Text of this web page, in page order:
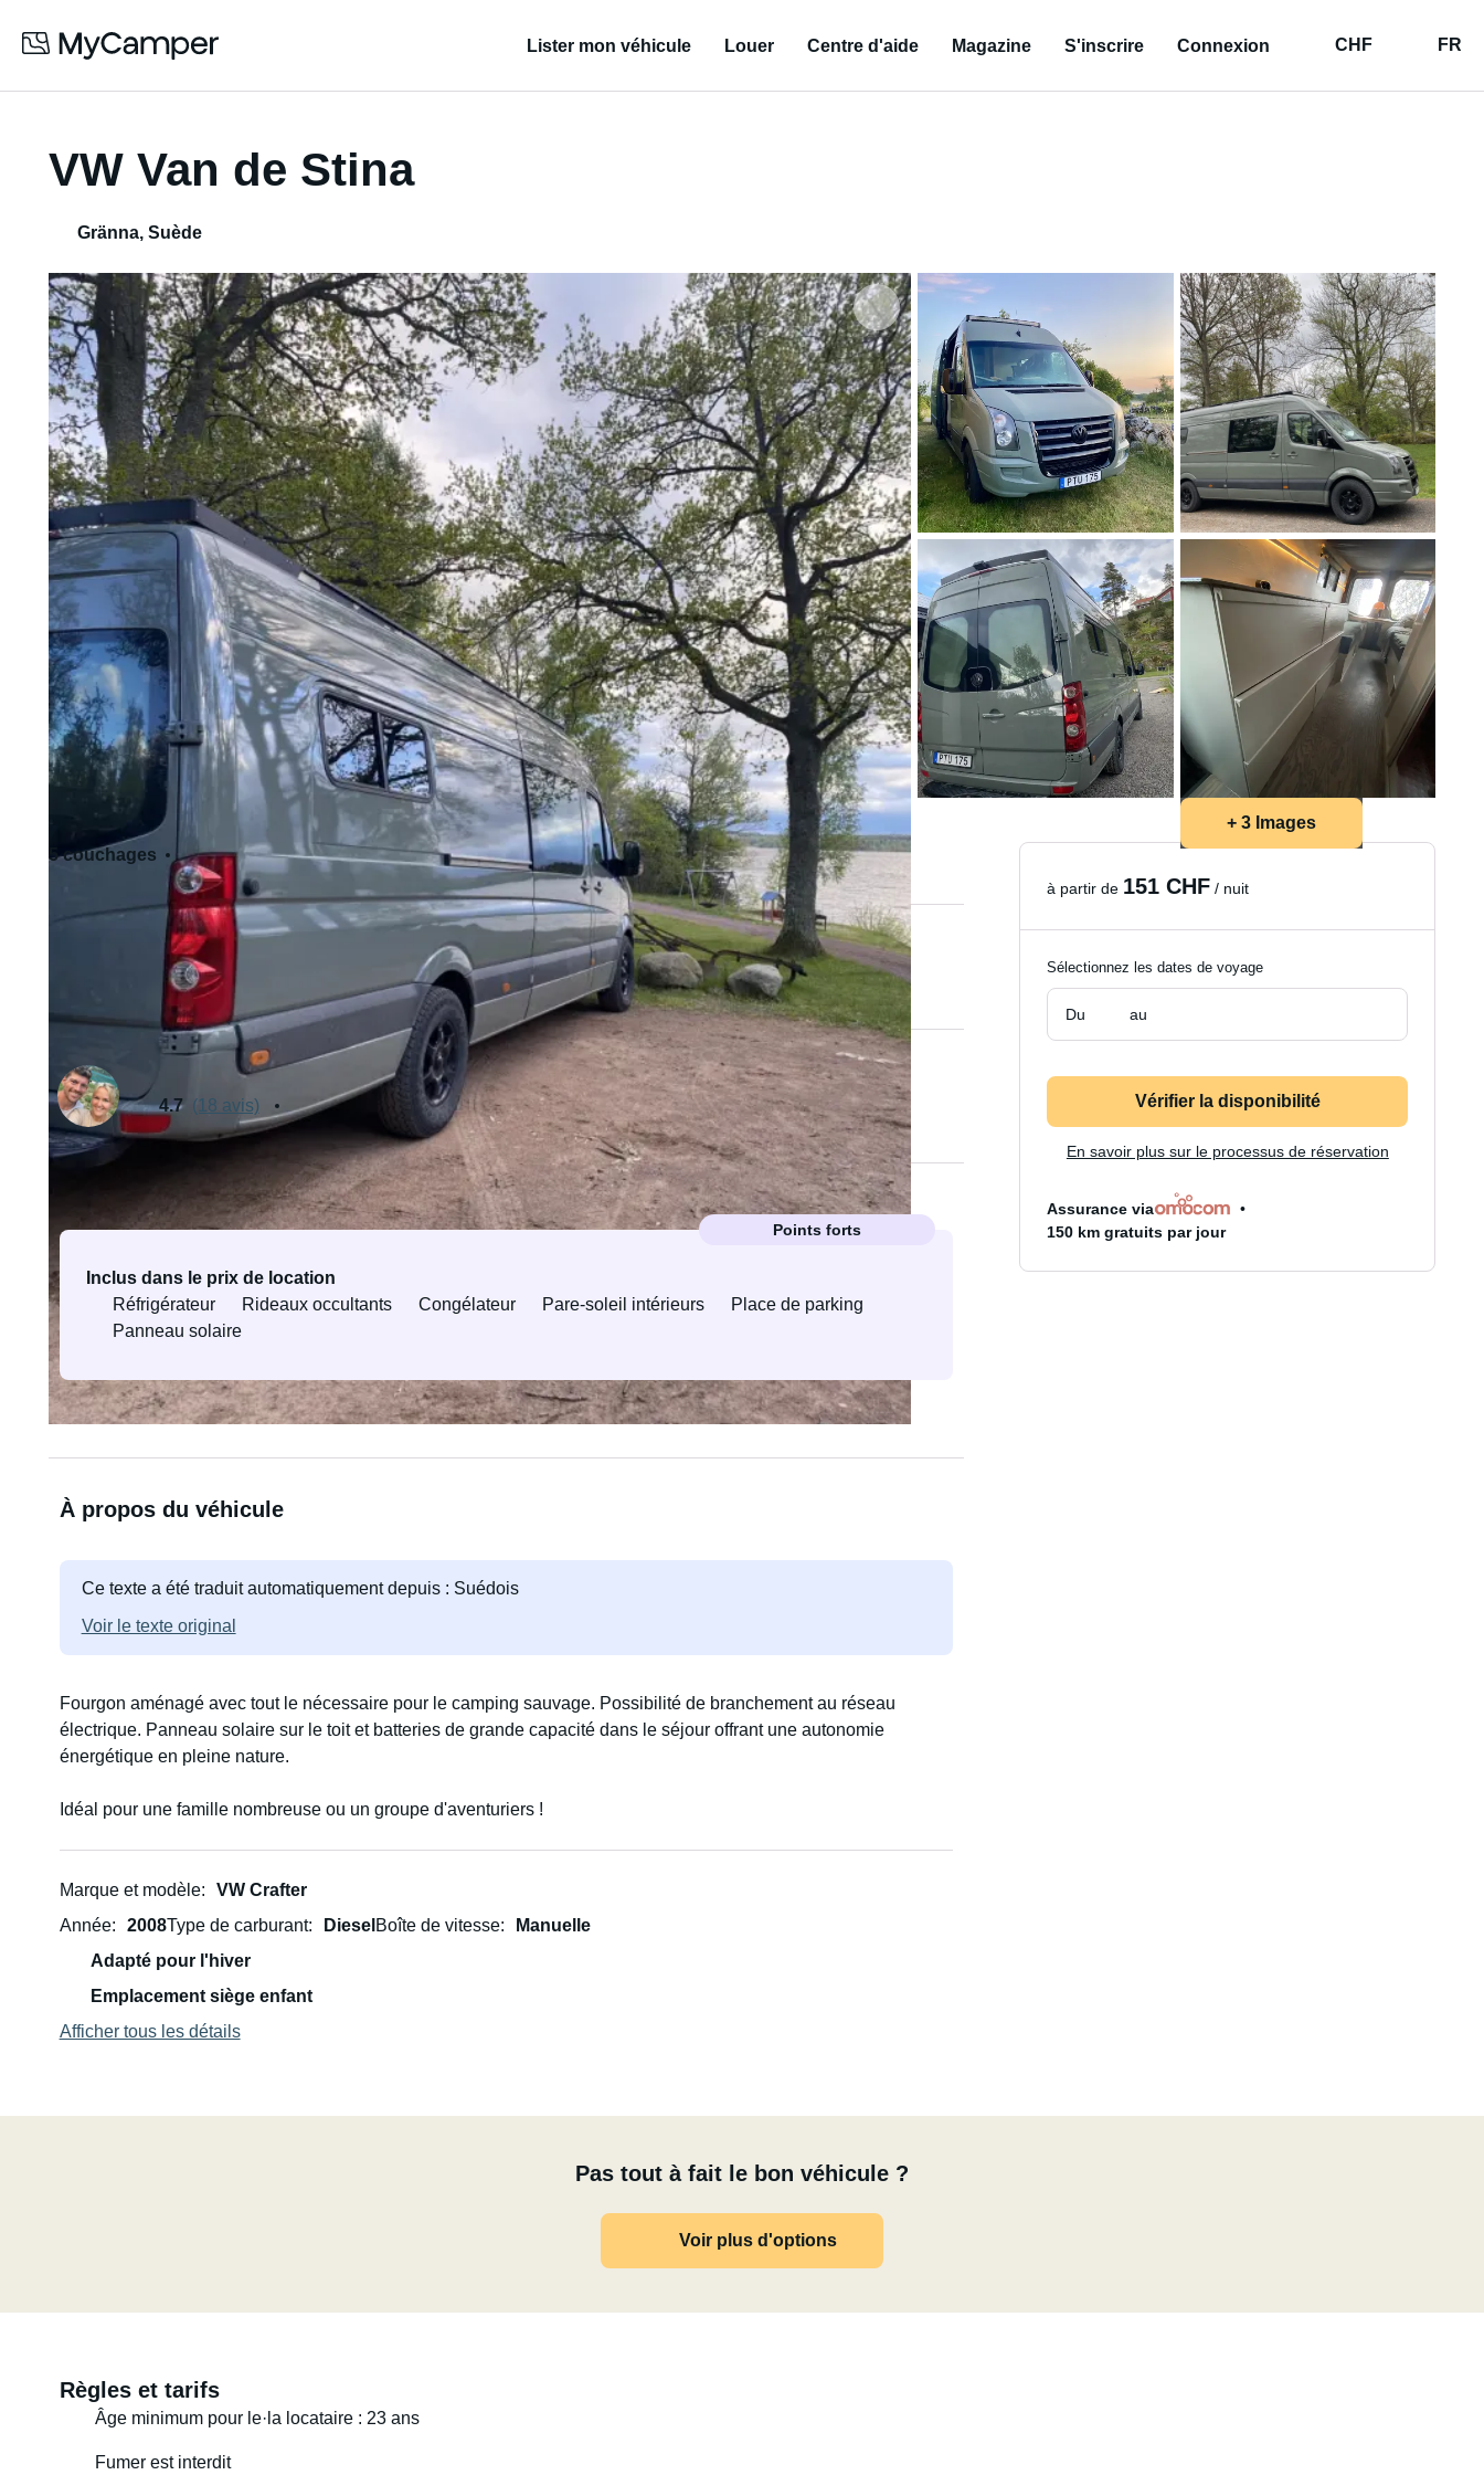
Lister mon véhicule Louer Centre d'aide Magazine S'inscrire Connexion CHF FR
VW Van de Stina
Gränna, Suède
+ 3 Images
5 couchages
5 siège(s)
Permis de conduire standard - Cat. B
Accepte les animaux de compagnie
Loué par Stina
4.7 (18 avis) Propriétaire vérifié·e
Équipements et services
Points forts
Inclus dans le prix de location
Réfrigérateur
Rideaux occultants Congélateur Pare-soleil intérieurs
Place de parking
Panneau solaire
Tous les équipements et services
À propos du véhicule
Ce texte a été traduit automatiquement depuis : Suédois
Voir le texte original
Fourgon aménagé avec tout le nécessaire pour le camping sauvage. Possibilité de branchement au réseau
électrique. Panneau solaire sur le toit et batteries de grande capacité dans le séjour offrant une autonomie
énergétique en pleine nature.
Idéal pour une famille nombreuse ou un groupe d'aventuriers !
Marque et modèle
VW Crafter
Année
2008Type de carburant Diesel Boîte de vitesse
Manuelle
Adapté pour l'hiver
Emplacement siège enfant
Afficher tous les détails
Pas tout à fait le bon véhicule ?
Voir plus d'options
Règles et tarifs
Âge minimum pour le·la locataire : 23 ans
Fumer est interdit
à partir de 151 CHF / nuit
Sélectionnez les dates de voyage
Du au
Vérifier la disponibilité
En savoir plus sur le processus de réservation
Assurance via
150 km gratuits par jour